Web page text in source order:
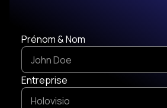
Prénom & Nom
Entreprise